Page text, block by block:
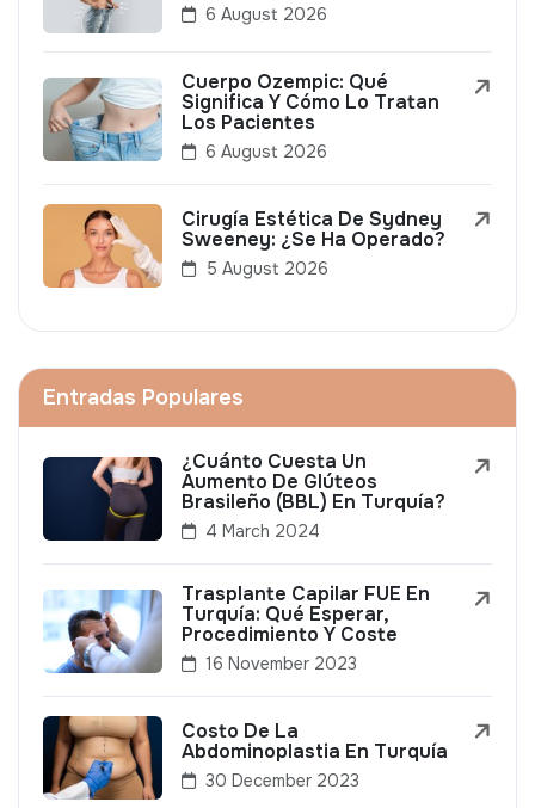
6 August 2026
Cuerpo Ozempic: Qué
Significa Y Cómo Lo Tratan
Los Pacientes
6 August 2026
Cirugía Estética De Sydney
Sweeney: ¿Se Ha Operado?
5 August 2026
Entradas Populares
¿Cuánto Cuesta Un
Aumento De Glúteos
Brasileño (BBL) En Turquía?
4 March 2024
Trasplante Capilar FUE En
Turquía: Qué Esperar,
Procedimiento Y Coste
16 November 2023
Costo De La
Abdominoplastia En Turquía
30 December 2023